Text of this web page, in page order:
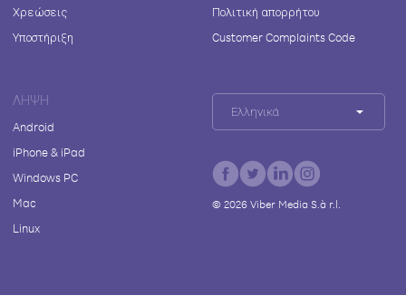
Χρεώσεις
Υποστήριξη
Πολιτική απορρήτου
Customer Complaints Code
ΛΉΨΗ
Android
iPhone & iPad
Windows PC
Mac
Linux
Ελληνικά
© 2026Viber Media S.à r.l.